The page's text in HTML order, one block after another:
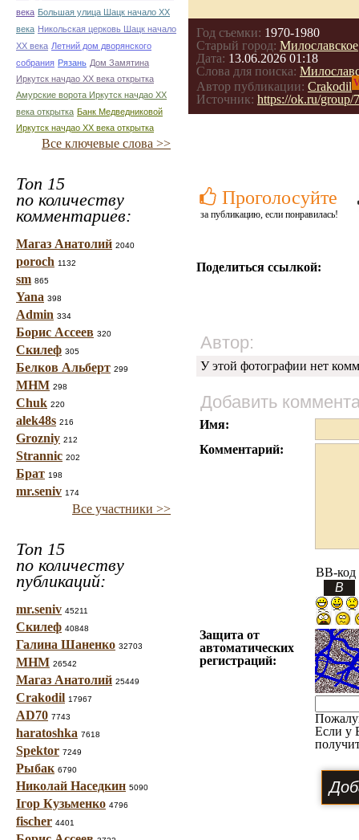
века Большая улица Шацк начало ХХ
века Никольская церковь Шацк начало
ХХ века Летний дом дворянского
собрания Рязань Дом Замятина
Иркутск начдао ХХ века открытка
Амурские ворота Иркутск начдао ХХ
века открытка Банк Медведниковой
Иркутск начдао ХХ века открытка
Все ключевые слова >>
Топ 15
по количеству
комментариев:
Магаз Анатолий 2040
poroch 1132
sm 865
Yana 398
Admin 334
Борис Ассеев 320
Скилеф 305
Белков Альберт 299
МНМ 298
Chuk 220
alek48s 216
Grozniy 212
Strannic 202
Брат 198
mr.seniv 174
Все участники >>
Топ 15
по количеству
публикаций:
mr.seniv 45211
Скилеф 40848
Галина Шаненко 32703
МНМ 26542
Магаз Анатолий 25449
Crakodil 17967
AD70 7743
haratoshka 7618
Spektor 7249
Рыбак 6790
Николай Наседкин 5090
Ігор Кузьменко 4796
fischer 4401
Год съемки: 1970-1980
Старый город: Милославское
Дата: 13.06.2026 01:18
Слова для поиска:
Автор публикации: Crakodil
Источник: https://ok.ru/group/
Проголосуйте
за публикацию, если понравилась!
Поделиться ссылкой:
Автор:
У этой фотографии нет
Добавить
Имя:
Комментарий:
BB-код
Защита от
автоматических
регистраций:
Если у